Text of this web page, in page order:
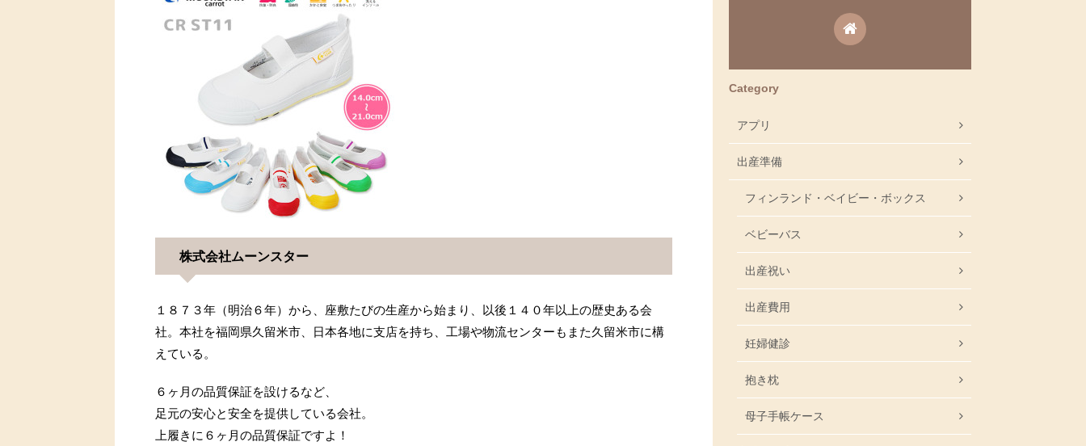
株式会社ムーンスター
１８７３年（明治６年）から、座敷たびの生産から始まり、以後１４０年以上の歴史ある会
社。本社を福岡県久留米市、日本各地に支店を持ち、工場や物流センターもまた久留米市に構
えている。
６ヶ月の品質保証を設けるなど、
足元の安心と安全を提供している会社。
上履きに６ヶ月の品質保証ですよ！
Category
アプリ
出産準備
フィンランド・ベイビー・ボックス
ベビーバス
出産祝い
出産費用
妊婦健診
抱き枕
母子手帳ケース